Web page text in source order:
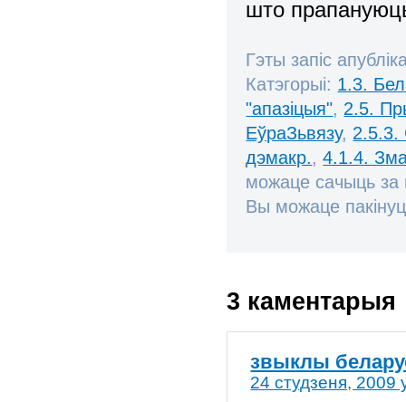
што
Гэты запіс
Катэгорыі: 1.3.
"апазіцыя", 2.5.
ЕўраЗьвязу, 2.5.3.
дэмакр.,4.1.4.
можаце сачыць
Вы можаце
3 каментарыя
звыклы
24 студзеня, 2009